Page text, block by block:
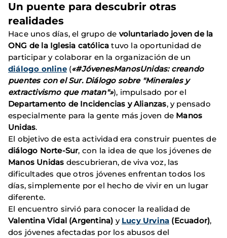
Un puente para descubrir otras
realidades
Hace unos días, el grupo de voluntariado joven de la
ONG de la Iglesia católica tuvo la oportunidad de
participar y colaborar en la organización de un
diálogo online(«#JóvenesManosUnidas: creando
puentes con el Sur. Diálogo sobre "Minerales y
extractivismo que matan"»), impulsado por el
Departamento de Incidencias y Alianzas, y pensado
especialmente para la gente más joven de Manos
Unidas.
El objetivo de esta actividad era construir puentes de
diálogo Norte-Sur, con la idea de que los jóvenes de
Manos Unidas descubrieran, de viva voz, las
dificultades que otros jóvenes enfrentan todos los
días, simplemente por el hecho de vivir en un lugar
diferente.
El encuentro sirvió para conocer la realidad de
Valentina Vidal (Argentina) y Lucy Urvina (Ecuador),
dos jóvenes afectadas por los abusos del